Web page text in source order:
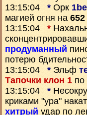
13:15:04 * Орк
магией огня на 652
13:15:04 *
продуманный
потерю
13:15:04 * Эльф
Тапочки клон 1 по
13:15:04 *
криками "ура"
хитрый удар по